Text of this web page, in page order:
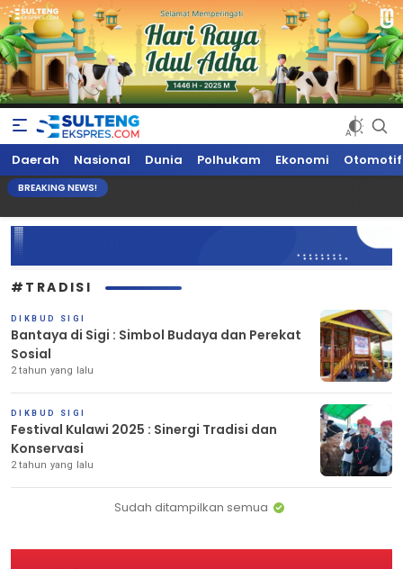
Sultengekspres.com
Berita Seputar Sulteng Hari Ini, Update Terkini, Suaranya Rakyat
Sulteng
Daerah Nasional Dunia Polhukam Ekonomi Otomotif
BREAKING NEWS!
#TRADISI
DIKBUD SIGI
Bantaya di Sigi : Simbol Budaya dan Perekat
Sosial
2 tahun yang lalu
DIKBUD SIGI
Festival Kulawi 2025 : Sinergi Tradisi dan
Konservasi
2 tahun yang lalu
Sudah ditampilkan semua